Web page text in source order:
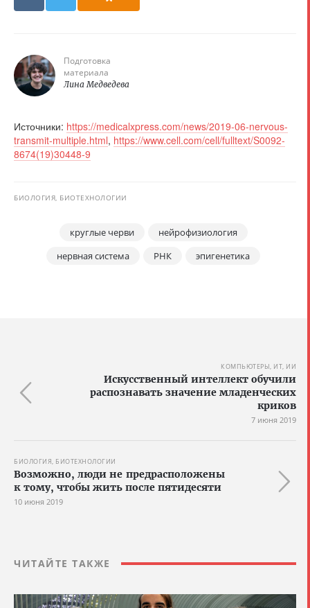
Подготовка
материала
Лина Медведева
Источники: https://medicalxpress.com/news/2019-06-nervous-
transmit-multiple.html, https://www.cell.com/cell/fulltext/S0092-
8674(19)30448-9
БИОЛОГИЯ, БИОТЕХНОЛОГИИ
круглые черви
нейрофизиология
нервная система
РНК эпигенетика
КОМПЬЮТЕРЫ, ИТ, ИИ
Искусственный интеллект обучили
распознавать значение младенческих
криков
7 июня 2019
БИОЛОГИЯ, БИОТЕХНОЛОГИИ
Возможно, люди не предрасположены
к тому, чтобы жить после пятидесяти
10 июня 2019
ЧИТАЙТЕ ТАКЖЕ